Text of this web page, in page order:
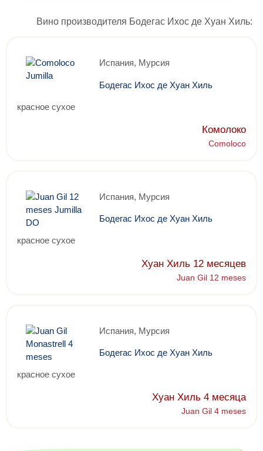
Вино производителя Бодегас Ихос де Хуан Хиль:
Испания, Мурсия
Бодегас Ихос де Хуан Хиль
красное сухое
Комолоко
Comoloco
Испания, Мурсия
Бодегас Ихос де Хуан Хиль
красное сухое
Хуан Хиль 12 месяцев
Juan Gil 12 meses
Испания, Мурсия
Бодегас Ихос де Хуан Хиль
красное сухое
Хуан Хиль 4 месяца
Juan Gil 4 meses